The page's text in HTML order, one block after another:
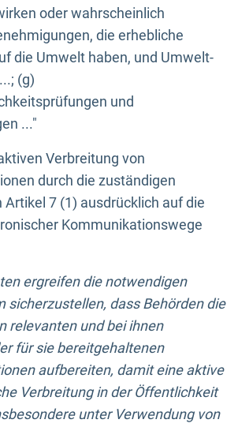
oder wahrscheinlich
die erhebliche
die Umwelt haben, und Umwelt-
(g)
und
..."
Verbreitung von
durch die zuständigen
Artikel 7 (1) ausdrücklich auf die
Kommunikationswege
ergreifen die notwendigen
sicherzustellen, dass Behörden die
relevanten und bei ihnen
für sie bereitgehaltenen
aufbereiten, damit eine aktive
Verbreitung in der Öffentlichkeit
unter Verwendung von